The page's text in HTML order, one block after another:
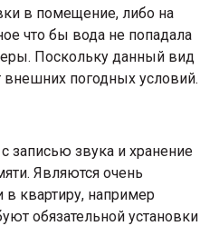
в помещение, либо на
что бы вода не попадала
Поскольку данный вид
погодных условий.
записью звука и хранение
Являются очень
в квартиру, например
обязательной установки